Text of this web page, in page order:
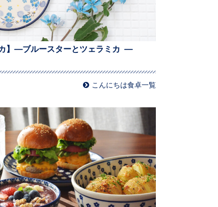
カ】—ブルースターとツェラミカ —
こんにちは食卓一覧